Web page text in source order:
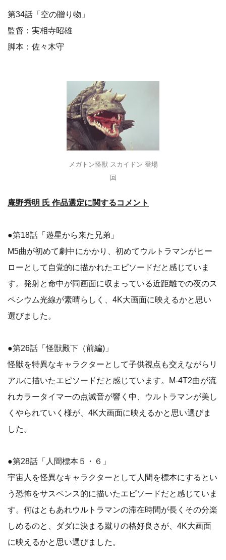
第34話「空の贈り物」
監督：実相寺昭雄
脚本：佐々木守
メガトン怪獣 スカイドン 登場
回
庵野秀明 氏 作品選定に関するコメント
●第18話「遊星から来た兄弟」
M5曲が初めて劇中にかかり、初めてウルトラマンがヒー
ローとして自覚的に描かれたエピソードだと感じていま
す。発射と命中が同画面に収まっている近距離での夜のス
ペシウム光線が素晴らしく、4K大画面に映えるかと思い
選びました。
●第26話「怪獣殿下（前編)」
怪獣を特異なキャラクターとして子供視点も交えながらリ
アルに描いたエピソードだと感じています。M-4T2曲が流
れカラータイマーの点滅音が響く中、ウルトラマンが美し
くやられていく様が、4K大画面に映えるかと思い選びま
した。
●第28話「人間標本５・６」
宇宙人を怪異なキャラクターとして人間を標本にするとい
う恐怖をサスペンス的に描いたエピソードだと感じていま
す。何はともあれウルトラマンの滞在時間が長くその分楽
しめるのと、ダダに決まる蹴りの格好良さが、4K大画面
に映えるかと思い選びました。